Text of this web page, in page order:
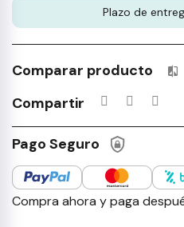
Plazo de
Comparar producto
Compartir
Pago Seguro
Compra ahora y paga